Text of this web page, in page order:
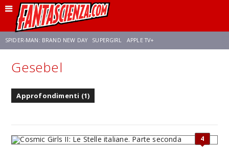
SPIDER-MAN: BRAND NEW DAY SUPERGIRL APPLE TV+
FRANCO RICCIARDIELLO
Gesebel
Approfondimenti (1)
4